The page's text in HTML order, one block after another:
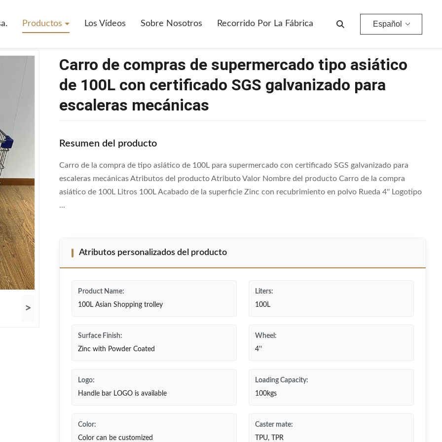
Productos Los Vídeos Sobre Nosotros Recorrido Por La Fábrica Español
Carro De Compras De Supermercado Tipo Asiático De 100L Con Certificado SGS Galvanizado Para Escaleras Mecánicas
>
Carro de compras de supermercado tipo asiático
de 100L con certificado SGS galvanizado para
escaleras mecánicas
Resumen del producto
Carro de la compra de tipo asiático de 100L para supermercado con certificado SGS galvanizado para
escaleras mecánicas Atributos del producto Atributo Valor Nombre del producto Carro de la compra
asiático de 100L Litros 100L Acabado de la superficie Zinc con recubrimiento en polvo Rueda 4'' Logotipo
...
Atributos personalizados del producto
Product Name:
100L Asian Shopping trolley
Liters:
100L
Surface Finish:
Zinc with Powder Coated
Wheel:
4''
Logo:
Handle bar LOGO is available
Loading Capacity:
100kgs
Color:
Color can be customized
Caster mate:
TPU, TPR